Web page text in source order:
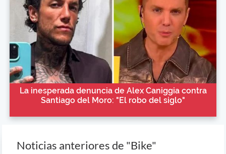
La inesperada denuncia de Alex Caniggia contra
Santiago del Moro: "El robo del siglo"
Noticias anteriores de "Bike"